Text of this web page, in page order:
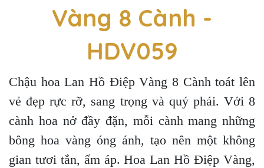
Vàng 8 Cành -
HDV059
Chậu hoa Lan Hồ Điệp Vàng 8 Cành toát lên
vẻ đẹp rực rỡ, sang trọng và quý phái. Với 8
cành hoa nở đầy đặn, mỗi cành mang những
bông hoa vàng óng ánh, tạo nên một không
gian tươi tắn, ấm áp. Hoa Lan Hồ Điệp Vàng,